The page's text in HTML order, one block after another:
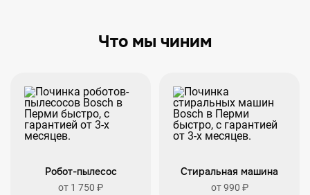
Что мы чиним
Робот-пылесос
от 1 750 ₽
Стиральная машина
от 990 ₽